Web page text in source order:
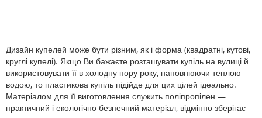
Дизайн купелей може бути різним, як і форма (квадратні, кутові,
круглі купелі). Якщо Ви бажаєте розташувати купіль на вулиці й
використовувати її в холодну пору року, наповнюючи теплою
водою, то пластикова купіль підійде для цих цілей ідеально.
Матеріалом для її виготовлення служить поліпропілен —
практичний і екологічно безпечний матеріал, відмінно зберігає